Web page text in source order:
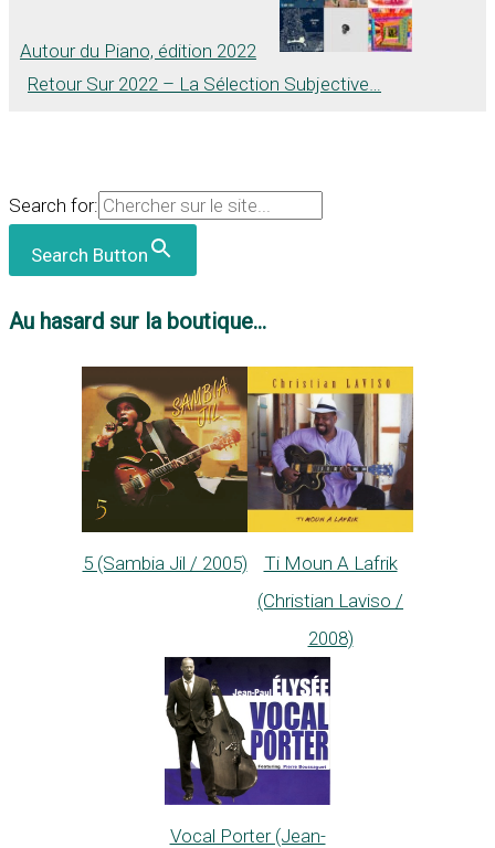
Autour du Piano, édition 2022
Retour Sur 2022 – La Sélection Subjective…
Search for:
Search Button
Au hasard sur la boutique...
5 (Sambia Jil / 2005)
Ti Moun A Lafrik
(Christian Laviso /
2008)
Vocal Porter (Jean-